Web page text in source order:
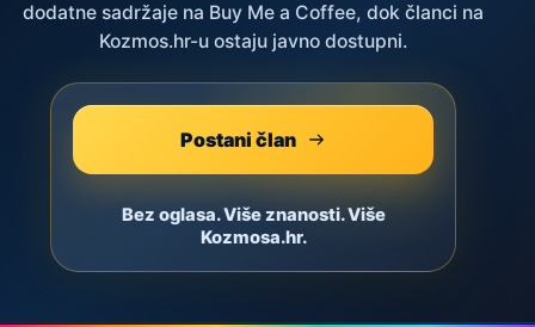
dodatne sadržaje na Buy Me a Coffee, dok članci na
Kozmos.hr-u ostaju javno dostupni.
Postani član
Bez oglasa. Više znanosti. Više
Kozmosa.hr.